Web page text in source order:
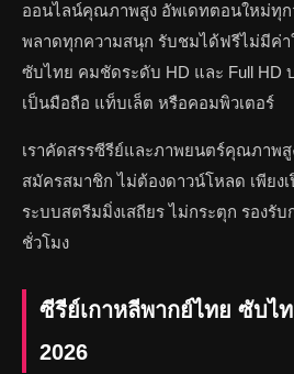
ออนไลน์คุณภาพสูง อัพเดทตอนใหม่ทุ
พลาดทุกความสนุก รับชมได้ฟรีไม่มีค่า
ซับไทย คมชัดระดับ HD และ Full HD
เป็นมือถือ แท็บเล็ต หรือคอมพิวเตอร์
เราคัดสรรซีรีย์และภาพยนตร์คุณภาพ
สมัครสมาชิก ไม่ต้องดาวน์โหลด เพียง
ระบบสตรีมมิ่งเสถียร ไม่กระตุก รองรับ
ชั่วโมง
ซีรีย์เกาหลีพากย์ไทย ซับไ
2026